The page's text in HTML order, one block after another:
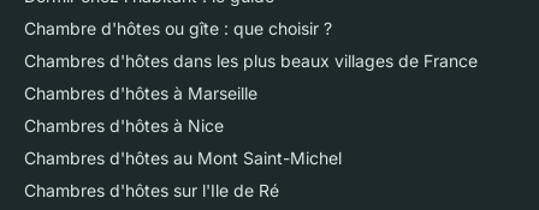
Chambre d'hôtes ou gîte : que choisir ?
Chambres d'hôtes dans les plus beaux villages de France
Chambres d'hôtes à Marseille
Chambres d'hôtes à Nice
Chambres d'hôtes au Mont Saint-Michel
Chambres d'hôtes sur l'Ile de Ré